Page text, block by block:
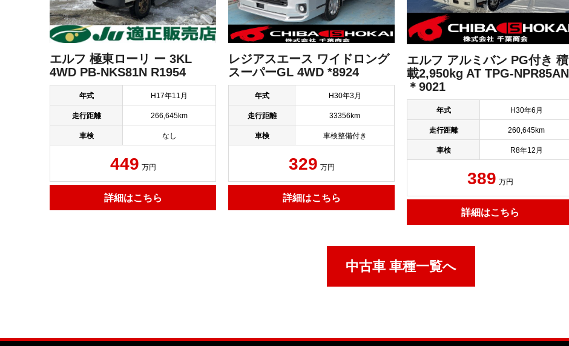
エルフ 極東ローリ ー 3KL
4WD PB-NKS81N R1954
年式 H17年11月
走行距離 266,645km
車検 なし
449 万円
詳細はこちら
レジアスエース ワイドロング
スーパーGL 4WD *8924
年式 H30年3月
走行距離 33356km
車検 車検整備付き
329 万円
詳細はこちら
エルフ アルミバン PG付き 積
載2,950kg AT TPG-NPR85AN
＊9021
年式 H30年6月
走行距離 260,645km
車検 R8年12月
389 万円
詳細はこちら
中古車 車種一覧へ